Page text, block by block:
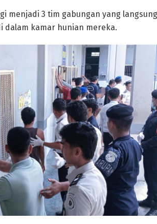
menjadi 3 tim gabungan yang
dalam kamar hunian mereka.